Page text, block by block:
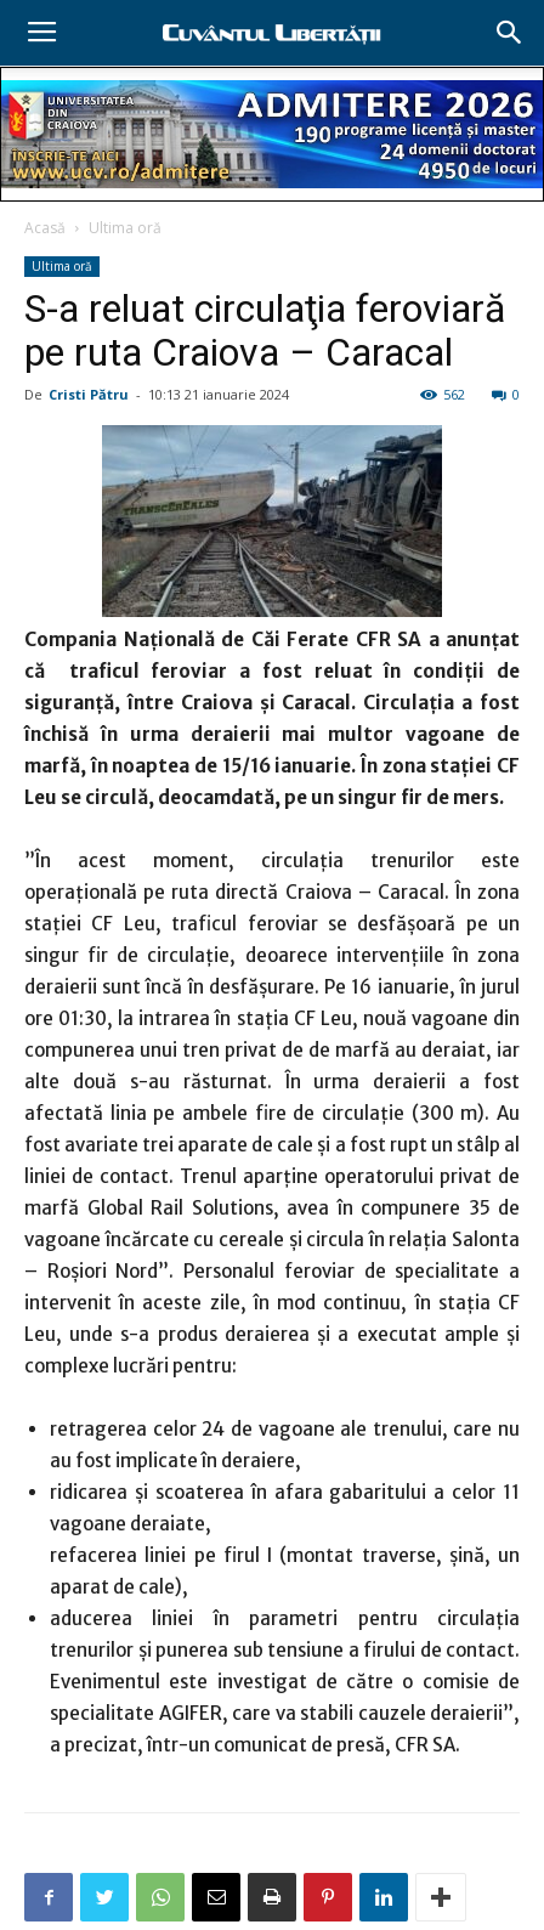
Acasă Ultima oră
Ultima oră
S-a reluat circulaţia feroviară
pe ruta Craiova – Caracal
De Cristi Pătru - 10:13 21 ianuarie 2024 0
562
Compania Naţională de Căi Ferate CFR SA a anunțat
că traficul feroviar a fost reluat în condiţii de
siguranţă, între Craiova şi Caracal. Circulaţia a fost
închisă în urma deraierii mai multor vagoane de
marfă, în noaptea de 15/16 ianuarie. În zona staţiei CF
Leu se circulă, deocamdată, pe un singur fir de mers.
”În acest moment, circulaţia trenurilor este
operaţională pe ruta directă Craiova – Caracal. În zona
staţiei CF Leu, traficul feroviar se desfăşoară pe un
singur fir de circulaţie, deoarece intervenţiile în zona
deraierii sunt încă în desfăşurare. Pe 16 ianuarie, în jurul
ore 01:30, la intrarea în staţia CF Leu, nouă vagoane din
compunerea unui tren privat de de marfă au deraiat, iar
alte două s-au răsturnat. În urma deraierii a fost
afectată linia pe ambele fire de circulaţie (300 m). Au
fost avariate trei aparate de cale şi a fost rupt un stâlp al
liniei de contact. Trenul aparţine operatorului privat de
marfă Global Rail Solutions, avea în compunere 35 de
vagoane încărcate cu cereale şi circula în relaţia Salonta
– Roşiori Nord”. Personalul feroviar de specialitate a
intervenit în aceste zile, în mod continuu, în staţia CF
Leu, unde s-a produs deraierea şi a executat ample şi
complexe lucrări pentru:
retragerea celor 24 de vagoane ale trenului, care nu
au fost implicate în deraiere,
ridicarea şi scoaterea în afara gabaritului a celor 11
vagoane deraiate,
refacerea liniei pe firul I (montat traverse, şină, un
aparat de cale),
aducerea liniei în parametri pentru circulaţia
trenurilor şi punerea sub tensiune a firului de contact.
Evenimentul este investigat de către o comisie de
specialitate AGIFER, care va stabili cauzele deraierii”,
a precizat, într-un comunicat de presă, CFR SA.